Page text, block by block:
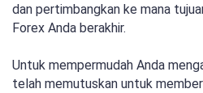
dan pertimbangkan ke mana
Forex Anda berakhir.
Untuk mempermudah Anda
telah memutuskan untuk